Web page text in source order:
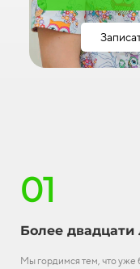
01
Более двадцати
Мы гордимся тем, что уже